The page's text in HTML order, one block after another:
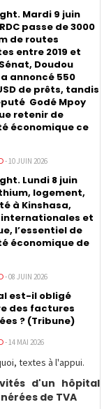
Mardi 9 juin
passe de 3000
de routes
entre 2019 et
Doudou
annoncé 550
de prêts, tandis
Godé Mpoy
retenir de
économique ce
- 10 JUIN 2026
Lundi 8 juin
logement,
à Kinshasa,
internationales et
l’essentiel de
économique de
- 08 JUIN 2026
est-il obligé
des factures
? (Tribune)
- 14 MAI 2026
textes à l'appui.
d'un hôpital
de TVA